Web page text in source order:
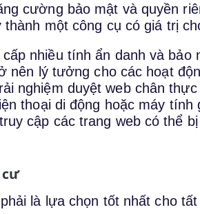
cường bảo mật và quyền
một công cụ có giá trị
nhiều tính ẩn danh và bảo
nên lý tưởng cho các hoạt
nghiệm duyệt web chân
thoại di động hoặc máy tính
cập các trang web có thể
là lựa chọn tốt nhất cho